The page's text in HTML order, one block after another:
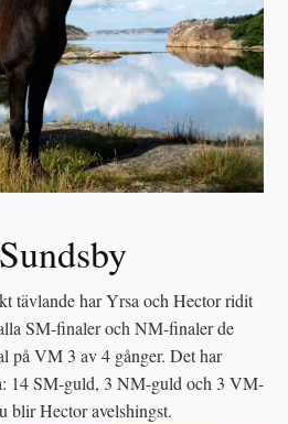
tävlande har Yrsa och Hector ridit
SM-finaler och NM-finaler de
på VM 3 av 4 gånger. Det har
14 SM-guld, 3 NM-guld och 3 VM-
blir Hector avelshingst.